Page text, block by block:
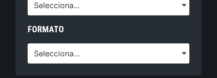
Selecciona...
FORMATO
Selecciona...